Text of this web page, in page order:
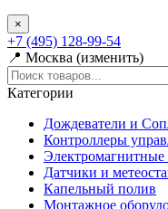
×
+7 (495) 128-99-54
📍 Москва (изменить)
Категории
Дождеватели и
Контроллеры
Датчики и
Капельный полив
Монтажное